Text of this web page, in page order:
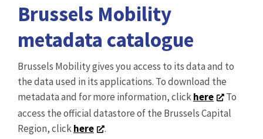
Brussels Mobility
metadata catalogue
Brussels Mobility gives you access to its data and to
the data used in its applications. To download the
metadata and for more information, clickhere
To
access the official datastore of the Brussels Capital
Region, clickhere .